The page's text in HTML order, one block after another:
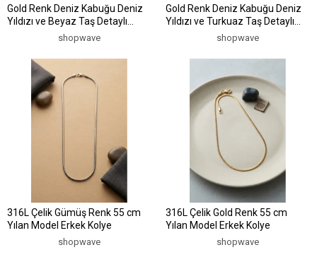
Gold Renk Deniz Kabuğu Deniz
Yıldızı ve Beyaz Taş Detaylı
shopwave
Gold Renk Deniz Kabuğu Deniz
Yıldızı ve Turkuaz Taş Detaylı
shopwave
316L Çelik Gümüş Renk 55 cm
Yılan Model Erkek Kolye
shopwave
316L Çelik Gold Renk 55 cm
Yılan Model Erkek Kolye
shopwave